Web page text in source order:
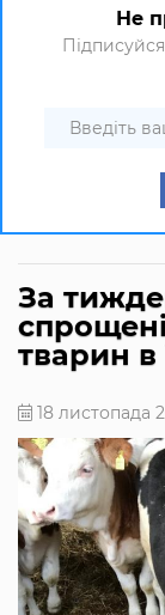
Не
За
тварин в
18 листопада